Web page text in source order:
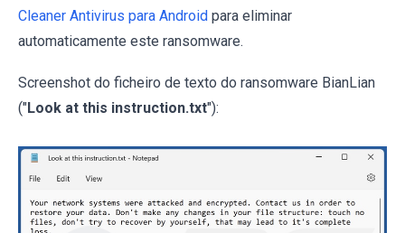
Cleaner Antivirus para Android para eliminar
automaticamente este ransomware.
Screenshot do ficheiro de texto do ransomware BianLian
("Look at this instruction.txt"):